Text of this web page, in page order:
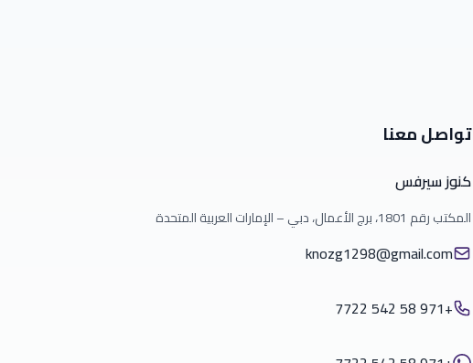
تواصل معنا
كنوز سيرفس
المكتب رقم 1801، برج الأعمال، دبي – الإمارات العربية المتحدة
knozg1298@gmail.com
+971 58 542 7722